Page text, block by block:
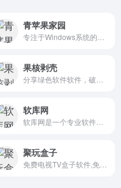
青苹果家园
果核剥壳
软库网
聚玩盒子